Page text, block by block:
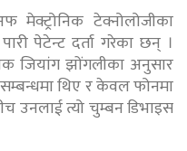
टेक्नोलोजीका
पेटेन्ट दर्ता गरेका छन् ।
जियांग झोंगलीका अनुसार
थिए र केवल फोनमा
उनलाई त्यो चुम्बन डिभाइस